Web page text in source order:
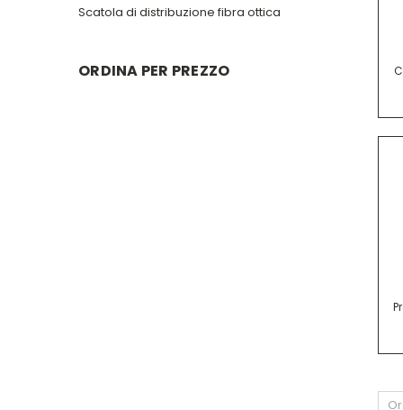
Scatola di distribuzione fibra ottica
ORDINA PER PREZZO